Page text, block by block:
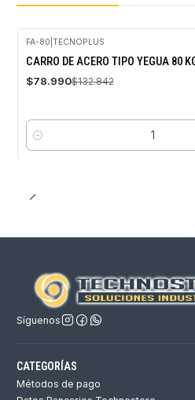
-41%
OFF
FA-80 TECNOPLUS
CARRO DE ACERO TIPO YEGUA 80
$78.990$132.842
Cantidad
Síguenos
CATEGORÍAS
Métodos de pago